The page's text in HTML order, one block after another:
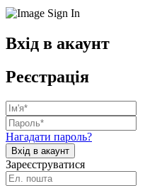
Вхід в акаунт
Реєстрація
Нагадати пароль?
Зареєструватися